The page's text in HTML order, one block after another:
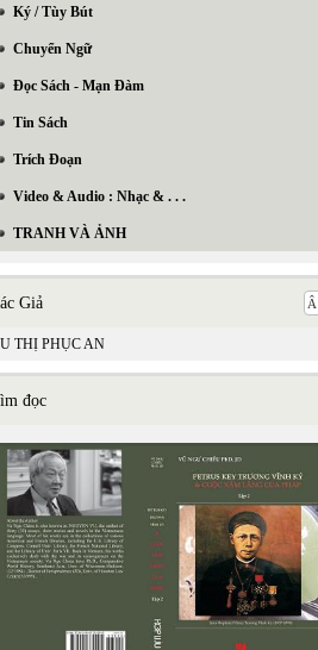
Ký / Tùy Bút
Chuyển Ngữ
Đọc Sách - Mạn Đàm
Tin Sách
Trích Đoạn
Video & Audio : Nhạc & . . .
TRANH VÀ ẢNH
Giả
THỊ PHỤC AN
đọc